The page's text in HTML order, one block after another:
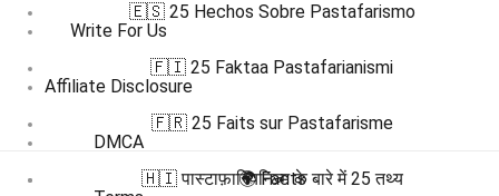
Write For Us
Affiliate Disclosure
DMCA
🇪🇸 25 Hechos Sobre Pastafarismo
🇫🇮 25 Faktaa Pastafarianismi
🇫🇷 25 Faits sur Pastafarisme
🇭🇮 पास्टाफ़ारियनिज़्म के बारे में 25 तथ्य
🌍 Facts